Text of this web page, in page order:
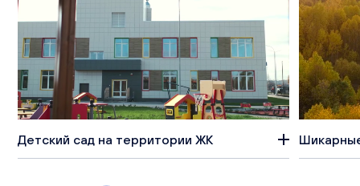
Детский сад на территории ЖК